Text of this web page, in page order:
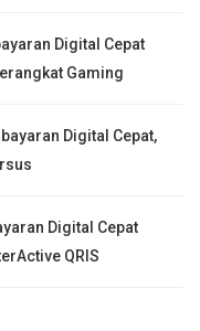
Digital Cepat
Gaming
Digital Cepat,
Digital Cepat
QRIS